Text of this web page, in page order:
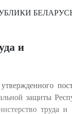
и
защиты
труда и